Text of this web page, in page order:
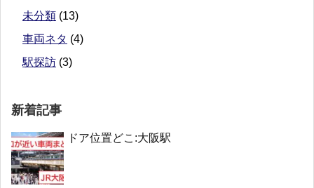
未分類 (13)
車両ネタ (4)
駅探訪 (3)
新着記事
ドア位置どこ:大阪駅